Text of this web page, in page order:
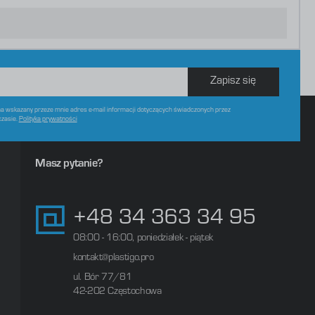
Zapisz się
wskazany przeze mnie adres e-mail informacji dotyczących świadczonych przez
Polityka prywatności
Masz pytanie?
+48 34 363 34 95
08:00 - 16:00, poniedziałek - piątek
kontakt@plastigo.pro
ul. Bór 77/81
42-202 Częstochowa